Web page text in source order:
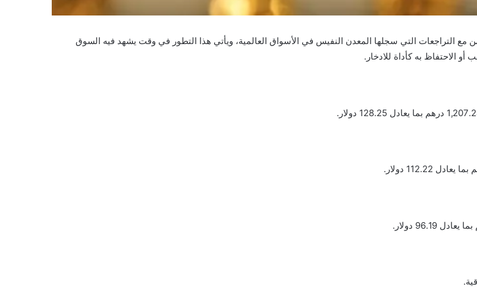
مع التراجعات التي سجلها المعدن النفيس في الأسواق العالمية، ويأتي هذا التطور في وقت يشهد فيه السوق
الاحتفاظ به كأداة للادخار.